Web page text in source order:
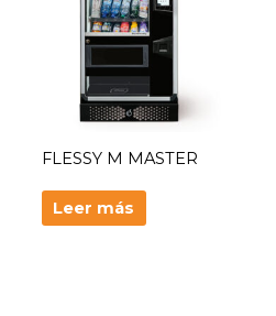
FLESSY M MASTER
Leer más